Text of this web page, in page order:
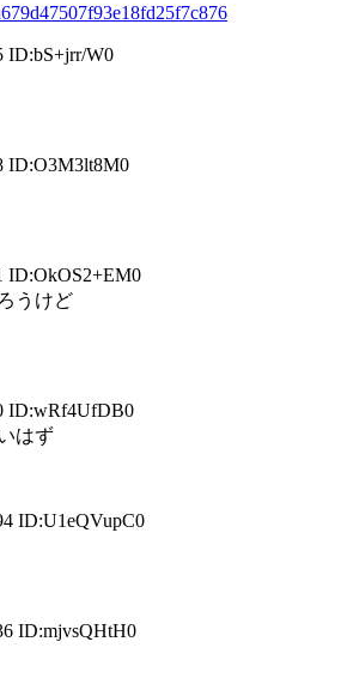
ID:bS+jrr/W0
ID:O3M3lt8M0
ID:OkOS2+EM0
うけど
ID:wRf4UfDB0
はず
ID:U1eQVupC0
ID:mjvsQHtH0